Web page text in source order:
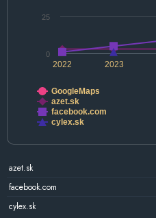
2022 2023
0
25
GoogleMaps
azet.sk
facebook.com
cylex.sk
azet.sk
facebook.com
cylex.sk